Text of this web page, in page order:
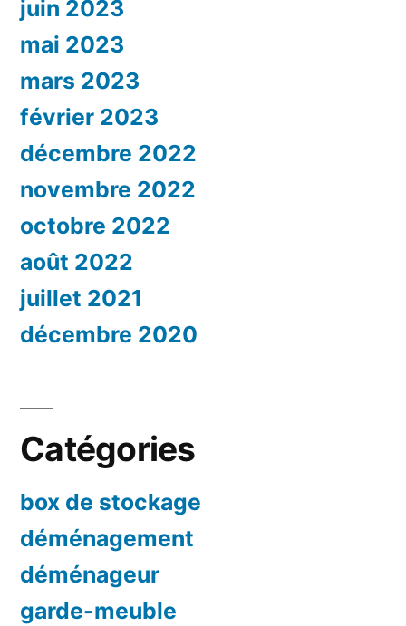
juin 2023
mai 2023
mars 2023
février 2023
décembre 2022
novembre 2022
octobre 2022
août 2022
juillet 2021
décembre 2020
Catégories
box de stockage
déménagement
déménageur
garde-meuble